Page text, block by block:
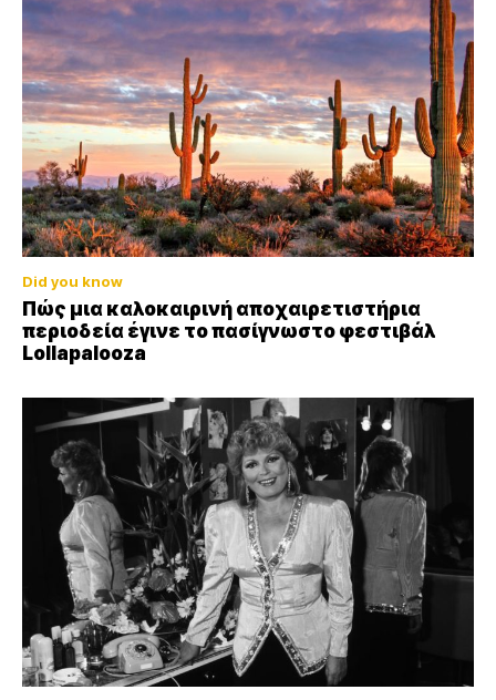
Did you know
Πώς μια καλοκαιρινή αποχαιρετιστήρια
περιοδεία έγινε το πασίγνωστο φεστιβάλ
Lollapalooza